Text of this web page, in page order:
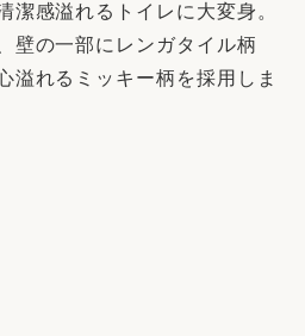
潔感溢れるトイレに大変身。
壁の一部にレンガタイル柄
溢れるミッキー柄を採用しま